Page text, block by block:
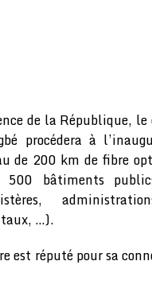
de la République,
procédera à
de 200 km de fibre
500 bâtiments
…).
est réputé pour sa